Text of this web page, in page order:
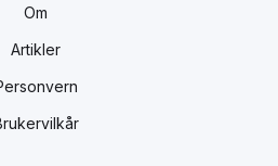
Om
Artikler